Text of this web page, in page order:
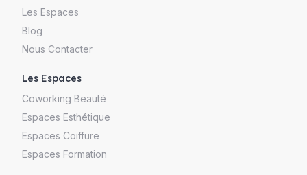
Les Espaces
Blog
Nous Contacter
Les Espaces
Coworking Beauté
Espaces Esthétique
Espaces Coiffure
Espaces Formation